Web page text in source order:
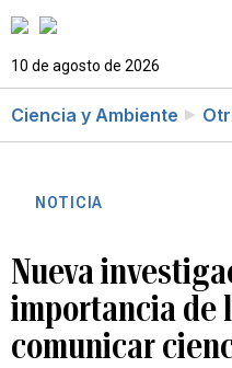
10 de agosto de 2026
Ciencia y Ambiente
NOTICIA
Nueva
importancia de
comunicar